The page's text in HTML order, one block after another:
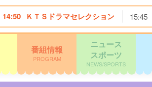
14:50 ＫＴＳドラマセレクション 15:45
番組情報
PROGRAM
ニュース
スポーツ
NEWS/SPORTS